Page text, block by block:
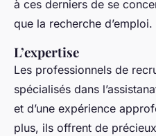
à ces derniers de se
que la recherche d’emploi.
L’expertise
Les professionnels de
spécialisés dans
et d’une expérience
plus, ils offrent de